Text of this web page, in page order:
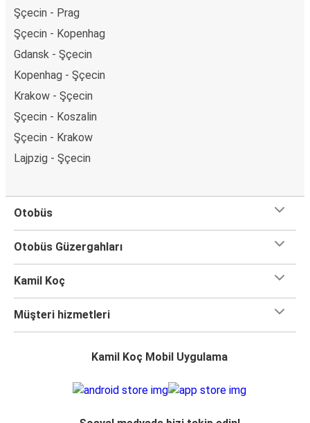
Şçecin - Prag
Şçecin - Kopenhag
Gdansk - Şçecin
Kopenhag - Şçecin
Krakow - Şçecin
Şçecin - Koszalin
Şçecin - Krakow
Lajpzig - Şçecin
Otobüs
Otobüs Güzergahları
Kamil Koç
Müşteri hizmetleri
Kamil Koç Mobil Uygulama